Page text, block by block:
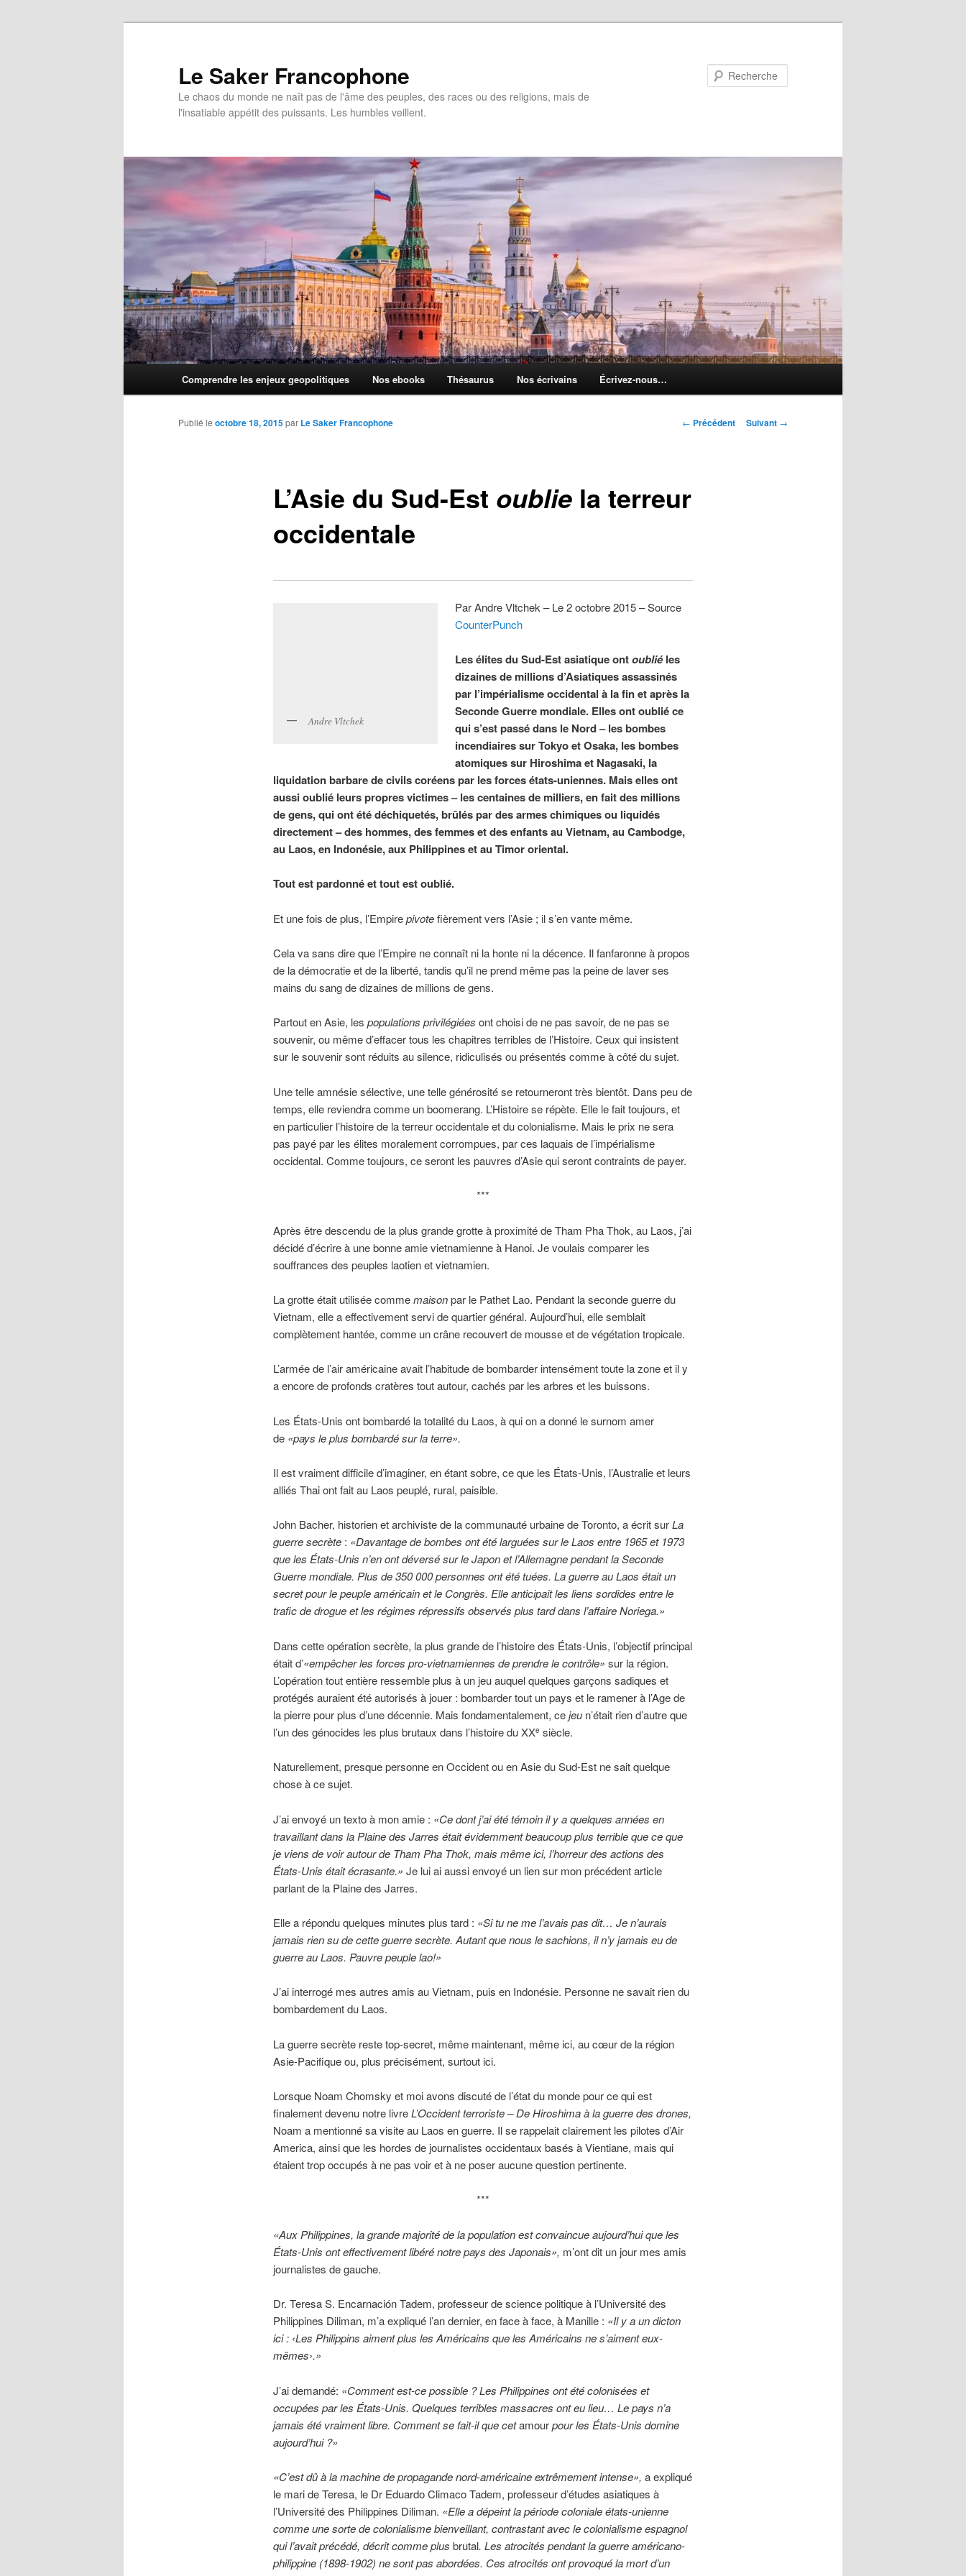
Le Saker Francophone
Le chaos du monde ne naît pas de l'âme des peuples, des races ou des religions, mais de
l'insatiable appétit des puissants. Les humbles veillent.
Comprendre les enjeux geopolitiques Nos ebooks Thésaurus Nos écrivains Écrivez-nous…
Navigation
← Précédent Suivant →
L’Asie du Sud-Est oubliela terreur
occidentale
Publié le octobre 18, 2015par Le Saker Francophone
Andre Vltchek
Par Andre Vltchek – Le 2 octobre 2015 – Source
CounterPunch
Les élites du Sud-Est asiatique ontoubliéles
dizaines de millions d’Asiatiques assassinés
par l’impérialisme occidental à la fin et après la
Seconde Guerre mondiale. Elles ont oublié ce
qui s’est passé dans le Nord – les bombes
incendiaires sur Tokyo et Osaka, les bombes
atomiques sur Hiroshima et Nagasaki, la
liquidation barbare de civils coréens par les forces états-uniennes. Mais elles ont
aussi oublié leurs propres victimes – les centaines de milliers, en fait des millions
de gens, qui ont été déchiquetés, brûlés par des armes chimiques ou liquidés
directement – des hommes, des femmes et des enfants au Vietnam, au Cambodge,
au Laos, en Indonésie, aux Philippines et au Timor oriental.
Tout est pardonné et tout est oublié.
Et une fois de plus, l’Empirepivotefièrement vers l’Asie ; il s’en vante même.
Cela va sans dire que l’Empire ne connaît ni la honte ni la décence. Il fanfaronne à propos
de la démocratie et de la liberté, tandis qu’il ne prend même pas la peine de laver ses
mains du sang de dizaines de millions de gens.
Partout en Asie, les populations privilégiées ont choisi de ne pas savoir, de ne pas se
souvenir, ou même d’effacer tous les chapitres terribles de l’Histoire. Ceux qui insistent
sur le souvenir sont réduits au silence, ridiculisés ou présentés comme à côté du sujet.
Une telle amnésie sélective, une telle générosité se retourneront très bientôt. Dans peu de
temps, elle reviendra comme un boomerang. L’Histoire se répète. Elle le fait toujours, et
en particulier l’histoire de la terreur occidentale et du colonialisme. Mais le prix ne sera
pas payé par les élites moralement corrompues, par ces laquais de l’impérialisme
occidental. Comme toujours, ce seront les pauvres d’Asie qui seront contraints de payer.
***
Après être descendu de la plus grande grotte à proximité de Tham Pha Thok, au Laos, j’ai
décidé d’écrire à une bonne amie vietnamienne à Hanoi. Je voulais comparer les
souffrances des peuples laotien et vietnamien.
La grotte était utilisée commemaisonpar le Pathet Lao. Pendant la seconde guerre du
Vietnam, elle a effectivement servi de quartier général. Aujourd’hui, elle semblait
complètement hantée, comme un crâne recouvert de mousse et de végétation tropicale.
L’armée de l’air américaine avait l’habitude de bombarder intensément toute la zone et il y
a encore de profonds cratères tout autour, cachés par les arbres et les buissons.
Les États-Unis ont bombardé la totalité du Laos, à qui on a donné le surnom amer
de «pays le plus bombardé sur la terre».
Il est vraiment difficile d’imaginer, en étant sobre, ce que les États-Unis, l’Australie et leurs
alliés Thai ont fait au Laos peuplé, rural, paisible.
John Bacher, historien et archiviste de la communauté urbaine de Toronto, a écrit surLa
guerre secrète : «Davantage de bombes ont été larguées sur le Laos entre 1965 et 1973
que les États-Unis n’en ont déversé sur le Japon et l’Allemagne pendant la Seconde
Guerre mondiale. Plus de 350 000 personnes ont été tuées. La guerre au Laos était un
secret pour le peuple américain et le Congrès. Elle anticipait les liens sordides entre le
trafic de drogue et les régimes répressifs observés plus tard dans l’affaire Noriega.»
Dans cette opération secrète, la plus grande de l’histoire des États-Unis, l’objectif principal
était d’«empêcher les forces pro-vietnamiennes de prendre le contrôle» sur la région.
L’opération tout entière ressemble plus à un jeu auquel quelques garçons sadiques et
protégés auraient été autorisés à jouer : bombarder tout un pays et le ramener à l’Age de
la pierre pour plus d’une décennie. Mais fondamentalement, cejeun’était rien d’autre que
l’un des génocides les plus brutaux dans l’histoire du XXe siècle.
Naturellement, presque personne en Occident ou en Asie du Sud-Est ne sait quelque
chose à ce sujet.
J’ai envoyé un texto à mon amie : «Ce dont j’ai été témoin il y a quelques années en
travaillant dans la Plaine des Jarres était évidemment beaucoup plus terrible que ce que
je viens de voir autour de Tham Pha Thok, mais même ici, l’horreur des actions des
États-Unis était écrasante.» Je lui ai aussi envoyé un lien sur mon précédent article
parlant de la Plaine des Jarres.
Elle a répondu quelques minutes plus tard : «Si tu ne me l’avais pas dit… Je n’aurais
jamais rien su de cette guerre secrète. Autant que nous le sachions, il n’y jamais eu de
guerre au Laos. Pauvre peuple lao!»
J’ai interrogé mes autres amis au Vietnam, puis en Indonésie. Personne ne savait rien du
bombardement du Laos.
La guerre secrète reste top-secret, même maintenant, même ici, au cœur de la région
Asie-Pacifique ou, plus précisément, surtout ici.
Lorsque Noam Chomsky et moi avons discuté de l’état du monde pour ce qui est
finalement devenu notre livreL’Occident terroriste – De Hiroshima à la guerre des drones,
Noam a mentionné sa visite au Laos en guerre. Il se rappelait clairement les pilotes d’Air
America, ainsi que les hordes de journalistes occidentaux basés à Vientiane, mais qui
étaient trop occupés à ne pas voir et à ne poser aucune question pertinente.
***
«Aux Philippines, la grande majorité de la population est convaincue aujourd’hui que les
États-Unis ont effectivement libéré notre pays des Japonais», m’ont dit un jour mes amis
journalistes de gauche.
Dr. Teresa S. Encarnación Tadem, professeur de science politique à l’Université des
Philippines Diliman, m’a expliqué l’an dernier, en face à face, à Manille : «Il y a un dicton
ici : ‹Les Philippins aiment plus les Américains que les Américains ne s’aiment eux-
mêmes›.»
J’ai demandé: «Comment est-ce possible ? Les Philippines ont été colonisées et
occupées par les États-Unis. Quelques terribles massacres ont eu lieu… Le pays n’a
jamais été vraiment libre. Comment se fait-il que cetamourpour les États-Unis domine
aujourd’hui ?»
«C’est dû à la machine de propagande nord-américaine extrêmement intense», a expliqué
le mari de Teresa, le Dr Eduardo Climaco Tadem, professeur d’études asiatiques à
l’Université des Philippines Diliman. «Elle a dépeint la période coloniale états-unienne
comme une sorte de colonialisme bienveillant, contrastant avec le colonialisme espagnol
qui l’avait précédé, décrit comme plus brutal. Les atrocités pendant la guerre américano-
philippine (1898-1902) ne sont pas abordées. Ces atrocités ont provoqué la mort d’un